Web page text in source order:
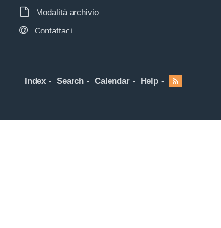
Modalità archivio
Contattaci
Index Search Calendar Help